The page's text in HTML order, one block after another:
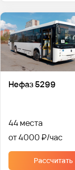
Нефаз 5299
44 места
от 4000 ₽
Рассчитать